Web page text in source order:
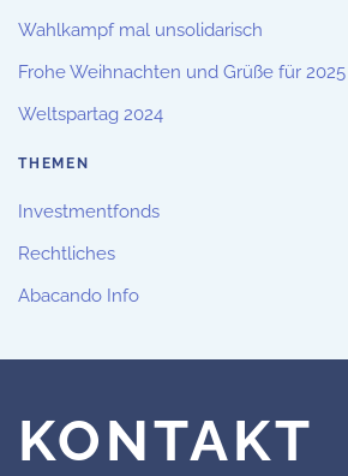
Wahlkampf mal unsolidarisch
Frohe Weihnachten und Grüße für 2025
Weltspartag 2024
THEMEN
Investmentfonds
Rechtliches
Abacando Info
KONTAKT